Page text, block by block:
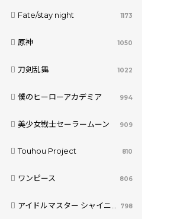
Fate/stay night 1173
原神 1050
刀剣乱舞 1022
僕のヒーローアカデミア 994
美少女戦士セーラームーン 909
Touhou Project 810
ワンピース 806
アイドルマスター シャイニーカラーズ 798